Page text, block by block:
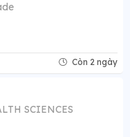
Còn 2 ngày
SCIENCES